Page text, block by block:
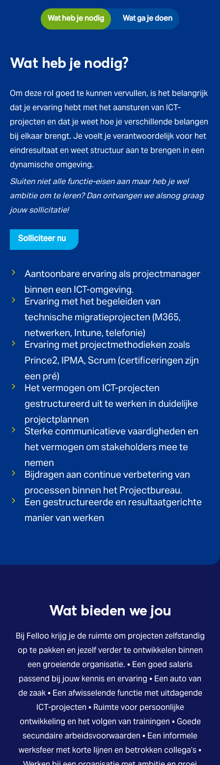
Wat heb je nodig Wat ga je doen
Wat heb je nodig?
Om deze rol goed te kunnen vervullen, is het belangrijk
dat je ervaring hebt met het aansturen van ICT-
projecten en dat je weet hoe je verschillende belangen
bij elkaar brengt. Je voelt je verantwoordelijk voor het
eindresultaat en weet structuur aan te brengen in een
dynamische omgeving.
Sluiten niet alle functie-eisen aan maar heb je wel
ambitie om te leren? Dan ontvangen we alsnog graag
jouw sollicitatie!
Solliciteer nu
Aantoonbare ervaring als projectmanager
binnen een ICT-omgeving.
Ervaring met het begeleiden van
technische migratieprojecten (M365,
netwerken, Intune, telefonie)
Ervaring met projectmethodieken zoals
Prince2, IPMA, Scrum (certificeringen zijn
een pré)
Het vermogen om ICT-projecten
gestructureerd uit te werken in duidelijke
projectplannen
Sterke communicatieve vaardigheden en
het vermogen om stakeholders mee te
nemen
Bijdragen aan continue verbetering van
processen binnen het Projectbureau.
Een gestructureerde en resultaatgerichte
manier van werken
Wat bieden we jou
Bij Felloo krijg je de ruimte om projecten zelfstandig
op te pakken en jezelf verder te ontwikkelen binnen
een groeiende organisatie. • Een goed salaris
passend bij jouw kennis en ervaring • Een auto van
de zaak • Een afwisselende functie met uitdagende
ICT-projecten • Ruimte voor persoonlijke
ontwikkeling en het volgen van trainingen • Goede
secundaire arbeidsvoorwaarden • Een informele
werksfeer met korte lijnen en betrokken collega’s •